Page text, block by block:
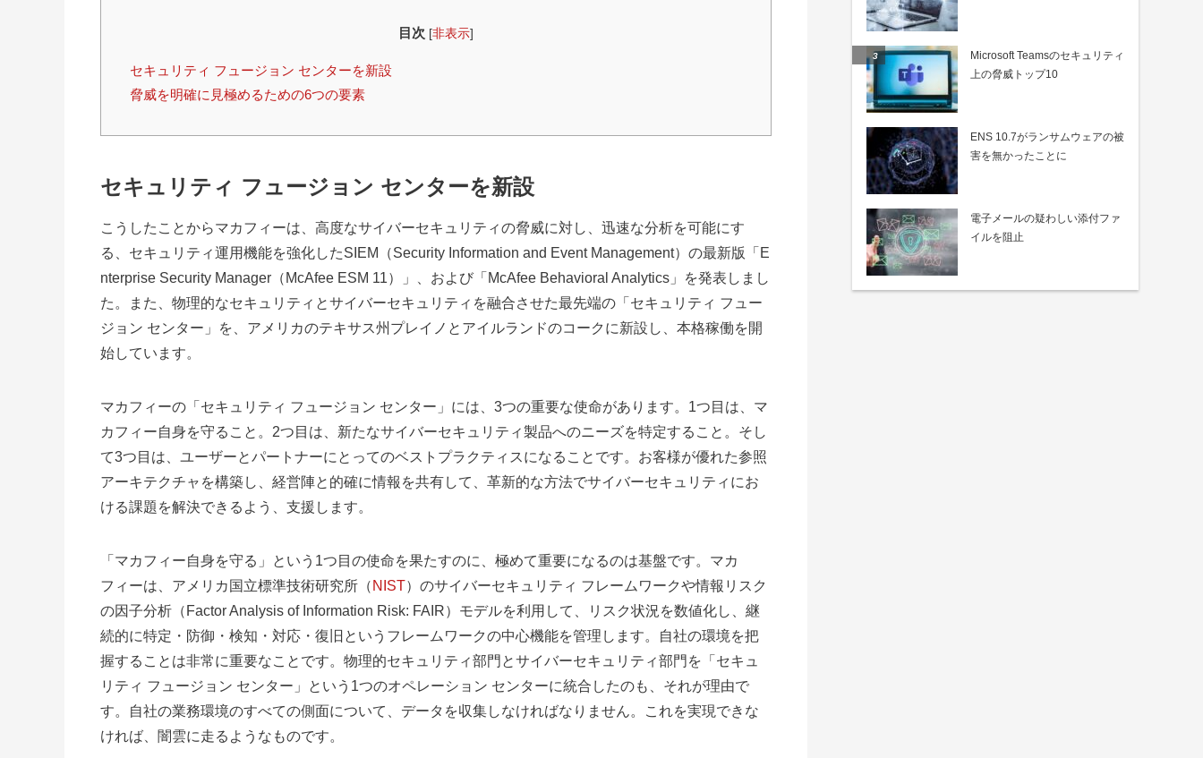
目次 [非表示]
セキュリティ フュージョン センターを新設
脅威を明確に見極めるための6つの要素
セキュリティ フュージョン センターを新設
こうしたことからマカフィーは、高度なサイバーセキュリティの脅威に対し、迅速な分析を可能にす
る、セキュリティ運用機能を強化したSIEM（Security Information and Event Management）の最新版「E
nterprise Security Manager（McAfee ESM 11）」、および「McAfee Behavioral Analytics」を発表しまし
た。また、物理的なセキュリティとサイバーセキュリティを融合させた最先端の「セキュリティ フュー
ジョン センター」を、アメリカのテキサス州プレイノとアイルランドのコークに新設し、本格稼働を開
始しています。
マカフィーの「セキュリティ フュージョン センター」には、3つの重要な使命があります。1つ目は、マ
カフィー自身を守ること。2つ目は、新たなサイバーセキュリティ製品へのニーズを特定すること。そし
て3つ目は、ユーザーとパートナーにとってのベストプラクティスになることです。お客様が優れた参照
アーキテクチャを構築し、経営陣と的確に情報を共有して、革新的な方法でサイバーセキュリティにお
ける課題を解決できるよう、支援します。
「マカフィー自身を守る」という1つ目の使命を果たすのに、極めて重要になるのは基盤です。マカ
フィーは、アメリカ国立標準技術研究所（ NIST）のサイバーセキュリティ フレームワークや情報リスク
の因子分析（Factor Analysis of Information Risk: FAIR）モデルを利用して、リスク状況を数値化し、継
続的に特定・防御・検知・対応・復旧というフレームワークの中心機能を管理します。自社の環境を把
握することは非常に重要なことです。物理的セキュリティ部門とサイバーセキュリティ部門を「セキュ
リティ フュージョン センター」という1つのオペレーション センターに統合したのも、それが理由で
す。自社の業務環境のすべての側面について、データを収集しなければなりません。これを実現できな
ければ、闇雲に走るようなものです。
Microsoft Teamsのセキュリティ
上の脅威トップ10
ENS 10.7がランサムウェアの被
害を無かったことに
電子メールの疑わしい添付ファ
イルを阻止